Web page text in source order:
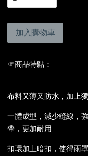
加入購物車
☞商品特點：
布料又薄又防水，加上
一體成型，減少縫線，
帶，更加耐用
扣環加上暗扣，使得雨